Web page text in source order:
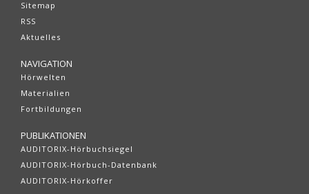
Sitemap
RSS
Aktuelles
NAVIGATION
Hörwelten
Materialien
Fortbildungen
PUBLIKATIONEN
AUDITORIX-Hörbuchsiegel
AUDITORIX-Hörbuch-Datenbank
AUDITORIX-Hörkoffer